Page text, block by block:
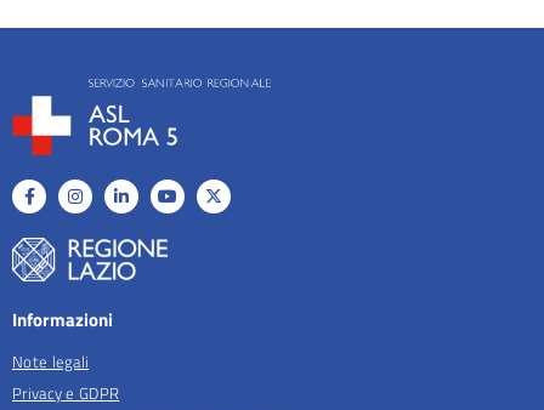
Informazioni
Note legali
Privacy e GDPR